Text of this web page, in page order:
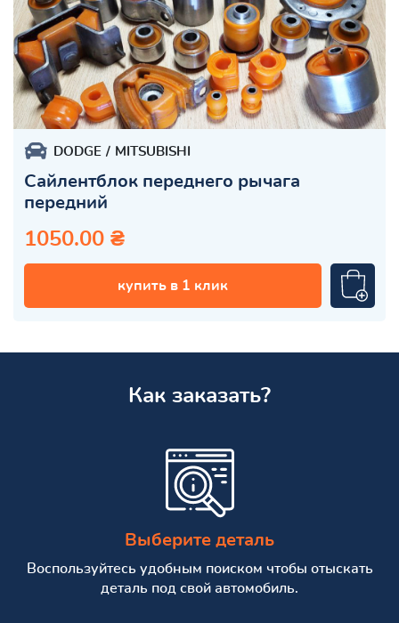
DODGE MITSUBISHI
Сайлентблок переднего рычага
передний
1050.00 ₴
купить в 1 клик
Как заказать?
Выберите деталь
Воспользуйтесь удобным поиском чтобы отыскать
деталь под свой автомобиль.